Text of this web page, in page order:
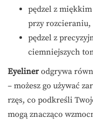
pędzel z
przy rozcieraniu,
pędzel z
ciemniejszych
Eyelinerodgrywa
– możesz go używać
rzęs, co podkreśli
mogą znacząco